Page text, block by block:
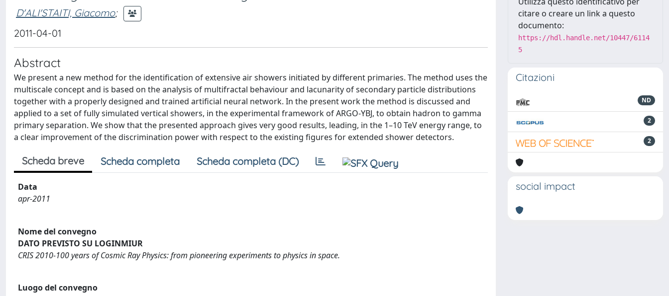
D'ALI'STAITI, Giacomo;
2011-04-01
Abstract
We present a new method for the identification of extensive air showers initiated by different primaries. The method uses the
multiscale concept and is based on the analysis of multifractal behaviour and lacunarity of secondary particle distributions
together with a properly designed and trained artificial neural network. In the present work the method is discussed and
applied to a set of fully simulated vertical showers, in the experimental framework of ARGO-YBJ, to obtain hadron to gamma
primary separation. We show that the presented approach gives very good results, leading, in the 1–10 TeV energy range, to
a clear improvement of the discrimination power with respect to the existing figures for extended shower detectors.
Scheda breve Scheda completa Scheda completa (DC)
Data
apr-2011
Nome del convegno
DATO PREVISTO SU LOGINMIUR
CRIS 2010-100 years of Cosmic Ray Physics: from pioneering experiments to physics in space.
Luogo del convegno
citare o creare un link a questo
documento:
https://hdl.handle.net/10447/6114
5
Citazioni
ND
2
2
social impact